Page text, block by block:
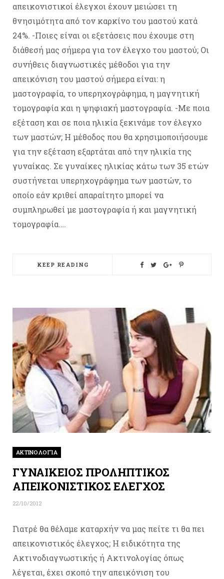
απεικονιστικοί έλεγχοι έχουν μειώσει τη
θνησιμότητα από τον καρκίνο του μαστού κατά
24%. -Ποιες είναι οι εξετάσεις που έχουμε στη
διάθεσή μας σήμερα για τον έλεγχο του μαστού; Οι
συνήθεις διαγνωστικές μέθοδοι για την
απεικόνιση του μαστού σήμερα είναι: η
μαστογραφία, το υπερηχογράφημα, η μαγνητική
τομογραφία και η ψηφιακή μαστογραφία. -Με ποια
εξέταση και σε ποια ηλικία ξεκινάμε τον έλεγχο
των μαστών; Η μέθοδος που θα χρησιμοποιήσουμε
για την εξέταση εξαρτάται από την ηλικία της
γυναίκας. Σε γυναίκες ηλικίας κάτω των 35 ετών
συστήνεται υπερηχογράφημα των μαστών, το
οποίο εάν κριθεί απαραίτητο μπορεί να
συμπληρωθεί με μαστογραφία ή και μαγνητική
τομογραφία.…
KEEP READING
ΑΚΤΙΝΟΛΟΓΊΑ
ΓΥΝΑΙΚΕΙΟΣ ΠΡΟΛΗΠΤΙΚΟΣ
ΑΠΕΙΚΟΝΙΣΤΙΚΟΣ ΕΛΕΓΧΟΣ
22/10/2012
Γιατρέ θα θέλαμε καταρχήν να μας πείτε τι θα πει
απεικονιστικός έλεγχος; Η ειδικότητα της
Ακτινοδιαγνωστικής ή Ακτινολογίας όπως
λέγεται, έχει σκοπό την απεικόνιση του